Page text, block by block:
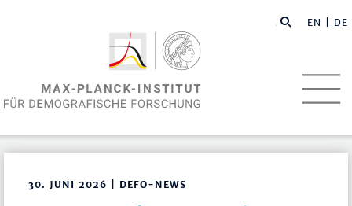
EN | DE
30. JUNI 2026 | DEFO-NEWS